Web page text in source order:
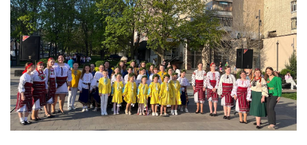
24 Квітня 2025 р. Прес-центр